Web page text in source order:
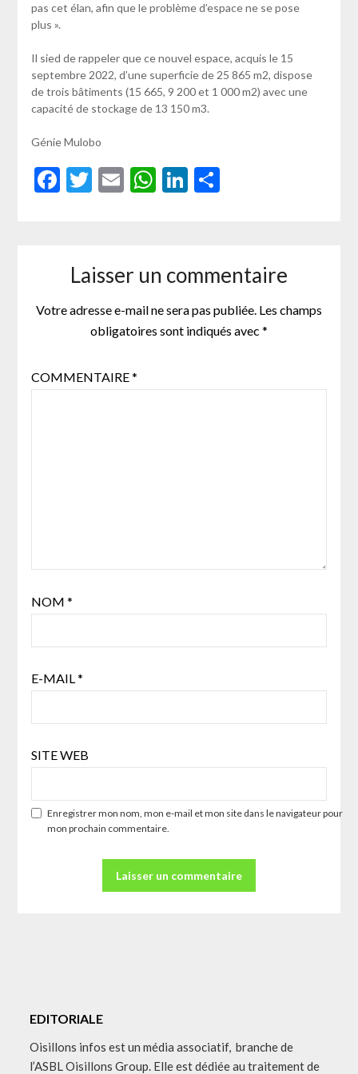
pas cet élan, afin que le problème d’espace ne se pose
plus ».
Il sied de rappeler que ce nouvel espace, acquis le 15
septembre 2022, d’une superficie de 25 865 m2, dispose
de trois bâtiments (15 665, 9 200 et 1 000 m2) avec une
capacité de stockage de 13 150 m3.
Génie Mulobo
Facebook
Twitter
EmailWhatsApp
LinkedIn
Partager
Laisser un commentaire
Votre adresse e-mail ne sera pas publiée. Les champs
obligatoires sont indiqués avec *
COMMENTAIRE*
NOM *
E-MAIL*
SITE WEB
Enregistrer mon nom, mon e-mail et mon site dans le navigateur pour
mon prochain commentaire.
EDITORIALE
Oisillons infos est un média associatif, branche de
l’ASBL Oisillons Group. Elle est dédiée au traitement de